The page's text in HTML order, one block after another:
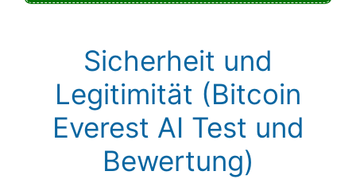
Sicherheit und
Legitimität (Bitcoin
Everest AI Test und
Bewertung)